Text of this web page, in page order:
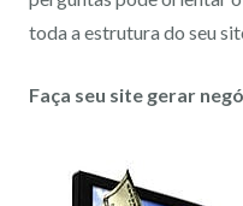
toda a estrutura do seu
Faça seu site gerar